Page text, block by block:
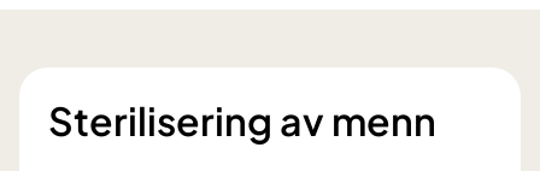
Sterilisering av menn